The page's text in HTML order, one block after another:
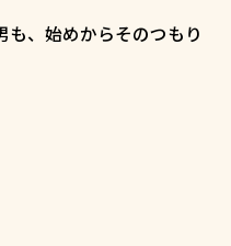
、始めからそのつもり